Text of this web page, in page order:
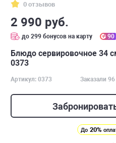
0 отзывов
2 990 руб.
до 299 бонусов на карту 90
Блюдо сервировочное 34
0373
Артикул: 0373 Заказали 96
До 20%